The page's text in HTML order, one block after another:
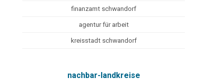
finanzamt schwandorf
agentur für arbeit
kreisstadt schwandorf
nachbar-landkreise